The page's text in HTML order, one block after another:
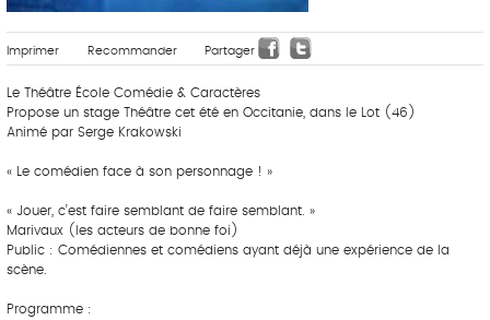
Imprimer Recommander Partager
Le Théâtre École Comédie & Caractères
Propose un stage Théâtre cet été en Occitanie, dans le Lot (46)
Animé par Serge Krakowski
« Le comédien face à son personnage ! »
« Jouer, c’est faire semblant de faire semblant. »
Marivaux (les acteurs de bonne foi)
Public : Comédiennes et comédiens ayant déjà une expérience de la
scène.
Programme :